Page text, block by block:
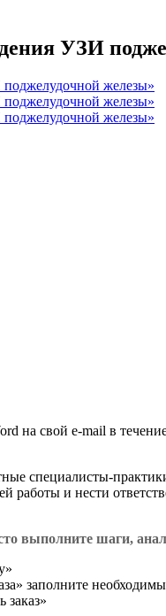
УЗИ
на свой e-mail в
специалисты-
работы и нести
выполните шаги,
заполните